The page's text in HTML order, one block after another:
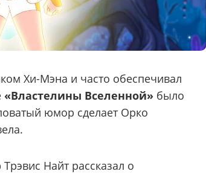
Хи-Мэна и часто обеспечивал
«Властелины Вселенной» было
юмор сделает Орко
Найт рассказал о